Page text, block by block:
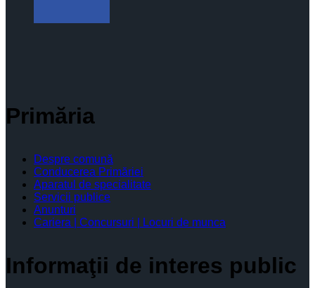
Primăria
Despre comună
Conducerea Primăriei
Aparatul de specialitate
Servicii publice
Anunturi
Cariera | Concursuri | Locuri de munca
Informaţii de interes public